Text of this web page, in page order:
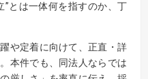
”とは一体何を指すのか、丁
や定着に向けて、正直・詳
本件でも、同法人ならでは